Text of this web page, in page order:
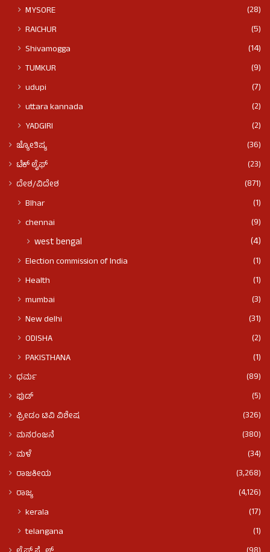
MYSORE
(28)
RAICHUR
(5)
Shivamogga
(14)
TUMKUR
(9)
udupi
(7)
uttara kannada
(2)
YADGIRI
(2)
ಜ್ಯೋತಿಷ್ಯ
(36)
ಟೆಕ್ ಲೈಫ್
(23)
ದೇಶ/ವಿದೇಶ
(871)
BIhar
(1)
chennai
(9)
west bengal (4)
Election commission of India
(1)
Health
(1)
mumbai
(3)
New delhi
(31)
ODISHA
(2)
PAKISTHANA
(1)
ಧರ್ಮ
(89)
ಫುಡ್​​
(5)
ಫ್ರೀಡಂ ಟಿವಿ ವಿಶೇಷ
(326)
ಮನರಂಜನೆ
(380)
ಮಳೆ
(34)
ರಾಜಕೀಯ
(3,268)
ರಾಜ್ಯ
(4,126)
kerala
(17)
telangana
(1)